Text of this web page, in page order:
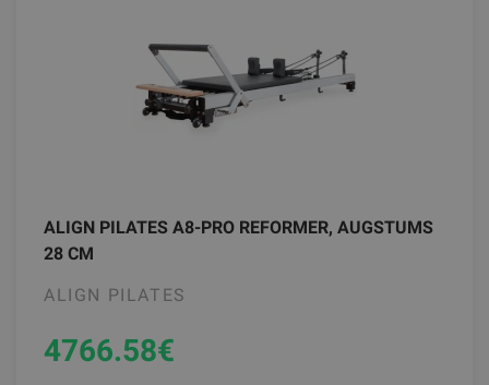
ALIGN PILATES A8-PRO REFORMER, AUGSTUMS
28 CM
ALIGN PILATES
4766.58€